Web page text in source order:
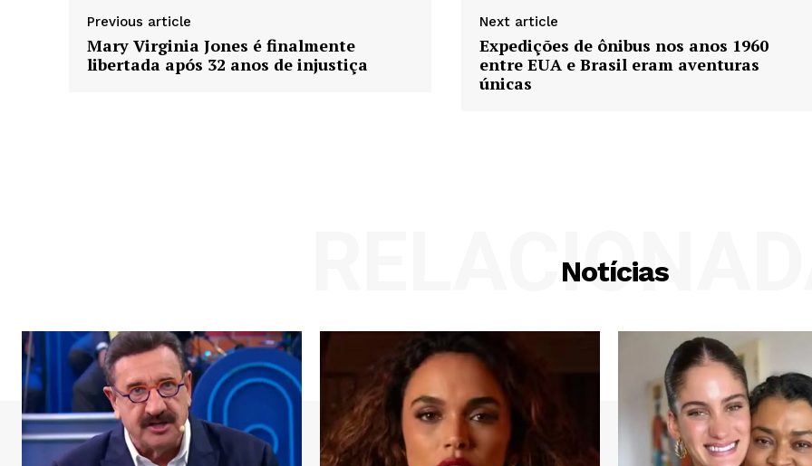
Previous article
Mary Virginia Jones é finalmente
libertada após 32 anos de injustiça
Next article
Expedições de ônibus nos anos 1960
entre EUA e Brasil eram aventuras
únicas
Notícias